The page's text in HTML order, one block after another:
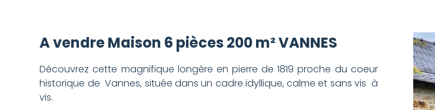
A vendre Maison 6 pièces 200 m² VANNES
Découvrez cette magnifique longère en pierre de 1819 proche du coeur
historique de Vannes, située dans un cadre idyllique, calme et sans vis à
vis.